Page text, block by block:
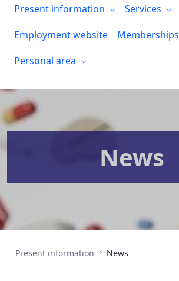
Present information
Services
Employment website
Memberships
Personal area
News
Present information News